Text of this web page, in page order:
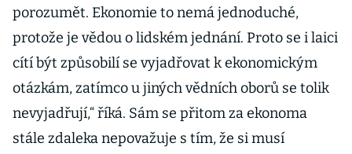
porozumět. Ekonomie to nemá jednoduché,
protože je vědou o lidském jednání. Proto se i laici
cítí být způsobilí se vyjadřovat k ekonomickým
otázkám, zatímco u jiných vědních oborů se tolik
nevyjadřují,“ říká. Sám se přitom za ekonoma
stále zdaleka nepovažuje s tím, že si musí